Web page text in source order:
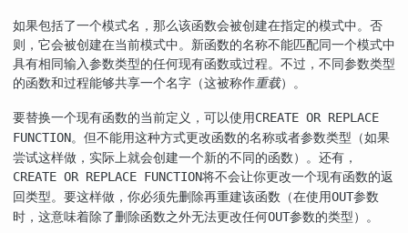
如果包括了一个模式名，那么该函数会被创建在指定的模式中。否
则，它会被创建在当前模式中。新函数的名称不能匹配同一个模式中
具有相同输入参数类型的任何现有函数或过程。不过，不同参数类型
的函数和过程能够共享一个名字（这被称作重载）。
要替换一个现有函数的当前定义，可以使用CREATE OR REPLACE
FUNCTION。但不能用这种方式更改函数的名称或者参数类型（如果
尝试这样做，实际上就会创建一个新的不同的函数）。还有，
CREATE OR REPLACE FUNCTION将不会让你更改一个现有函数的返
回类型。要这样做，你必须先删除再重建该函数（在使用OUT参数
时，这意味着除了删除函数之外无法更改任何OUT参数的类型）。